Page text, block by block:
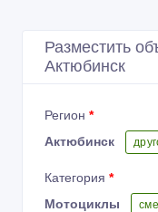
Разместить
Актюбинск
Регион *
Актюбинск
Категория *
Мотоциклы